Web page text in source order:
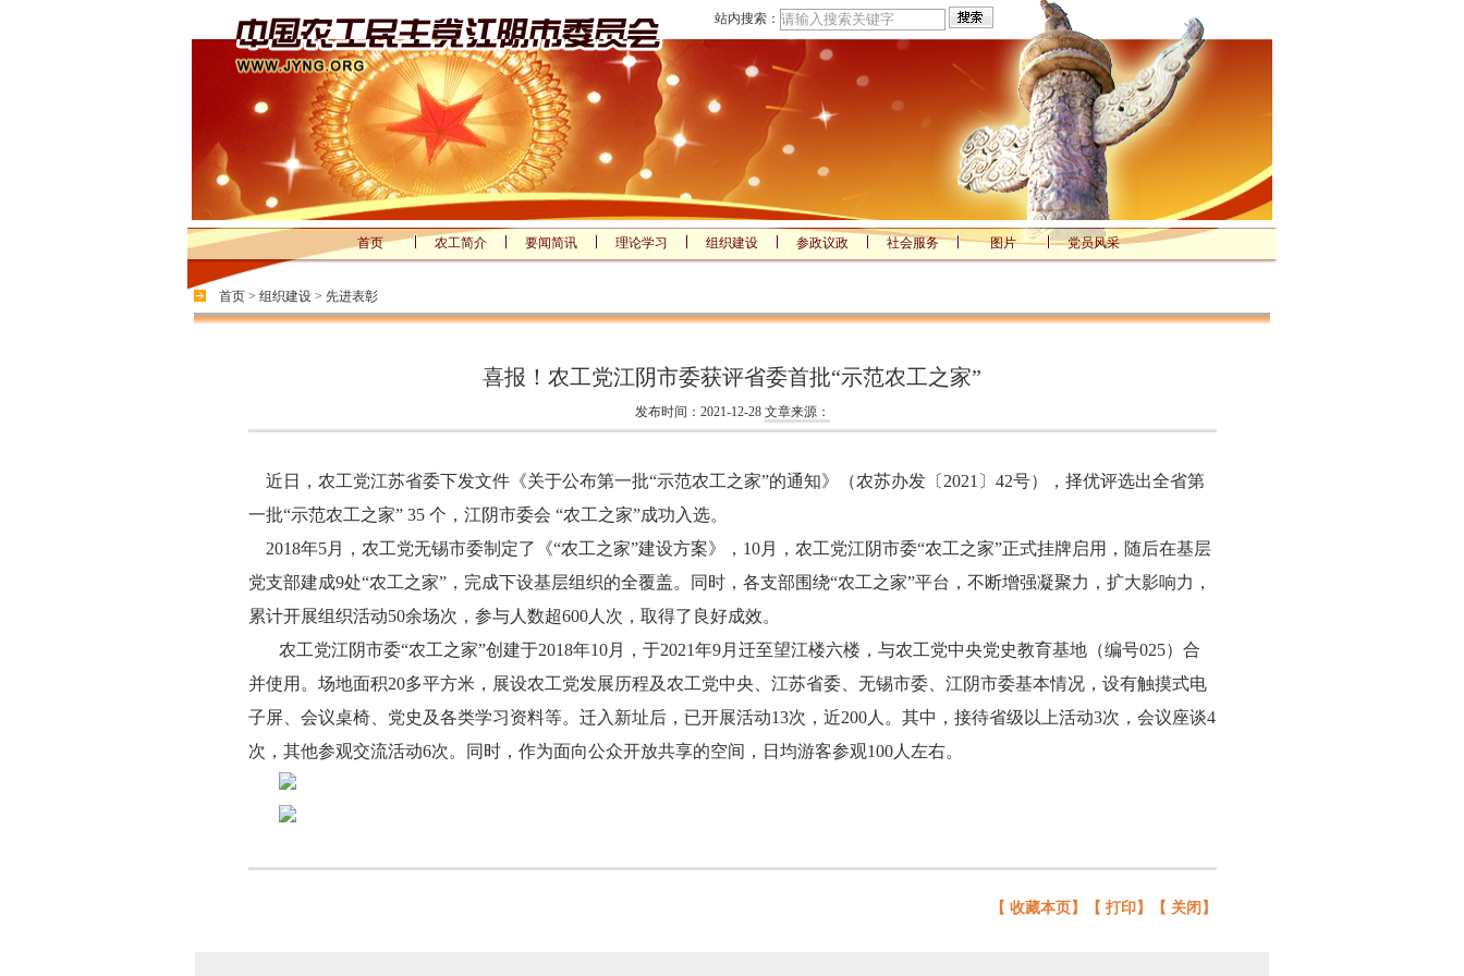
站内搜索：
首页 农工简介 要闻简讯 理论学习 组织建设 参政议政 社会服务 图片 党员风采
首页 > 组织建设 > 先进表彰
喜报！农工党江阴市委获评省委首批“示范农工之家”
发布时间：2021-12-28 文章来源：
近日，农工党江苏省委下发文件《关于公布第一批“示范农工之家”的通知》（农苏办发〔2021〕42号），择优评选出全省第
一批“示范农工之家” 35 个，江阴市委会 “农工之家”成功入选。
2018年5月，农工党无锡市委制定了《“农工之家”建设方案》，10月，农工党江阴市委“农工之家”正式挂牌启用，随后在基层
党支部建成9处“农工之家”，完成下设基层组织的全覆盖。同时，各支部围绕“农工之家”平台，不断增强凝聚力，扩大影响力，
累计开展组织活动50余场次，参与人数超600人次，取得了良好成效。
农工党江阴市委“农工之家”创建于2018年10月，于2021年9月迁至望江楼六楼，与农工党中央党史教育基地（编号025）合
并使用。场地面积20多平方米，展设农工党发展历程及农工党中央、江苏省委、无锡市委、江阴市委基本情况，设有触摸式电
子屏、会议桌椅、党史及各类学习资料等。迁入新址后，已开展活动13次，近200人。其中，接待省级以上活动3次，会议座谈4
次，其他参观交流活动6次。同时，作为面向公众开放共享的空间，日均游客参观100人左右。
【 收藏本页】【 打印】【 关闭 】